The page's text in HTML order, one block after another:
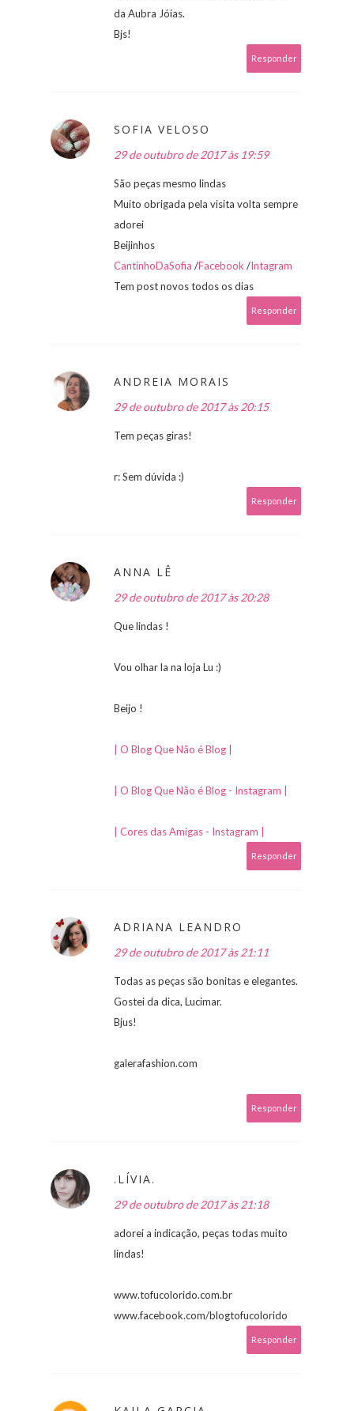
da Aubra Jóias.
Bjs!
Responder
SOFIA VELOSO
29 de outubro de 2017 às 19:59
São peças mesmo lindas
Muito obrigada pela visita volta sempre
adorei
Beijinhos
CantinhoDaSofia /Facebook /Intagram
Tem post novos todos os dias
Responder
ANDREIA MORAIS
29 de outubro de 2017 às 20:15
Tem peças giras!
r: Sem dúvida :)
Responder
ANNA LÊ
29 de outubro de 2017 às 20:28
Que lindas !
Vou olhar la na loja Lu :)
Beijo !
| O Blog Que Não é Blog |
| O Blog Que Não é Blog - Instagram |
| Cores das Amigas - Instagram |
Responder
ADRIANA LEANDRO
29 de outubro de 2017 às 21:11
Todas as peças são bonitas e elegantes.
Gostei da dica, Lucimar.
Bjus!
galerafashion.com
Responder
.LÍVIA.
29 de outubro de 2017 às 21:18
adorei a indicação, peças todas muito
lindas!
www.tofucolorido.com.br
www.facebook.com/blogtofucolorido
Responder